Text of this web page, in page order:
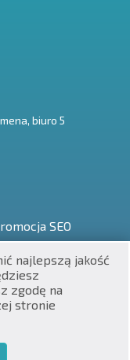
PL
biuro 5
SEO
najlepszą jakość
zgodę na
stronie